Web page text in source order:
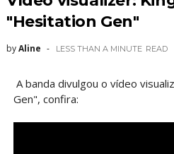
"Hesitation Gen"
byAline LESS THAN A MINUTE READ
A banda divulgou o vídeo
Gen", confira: